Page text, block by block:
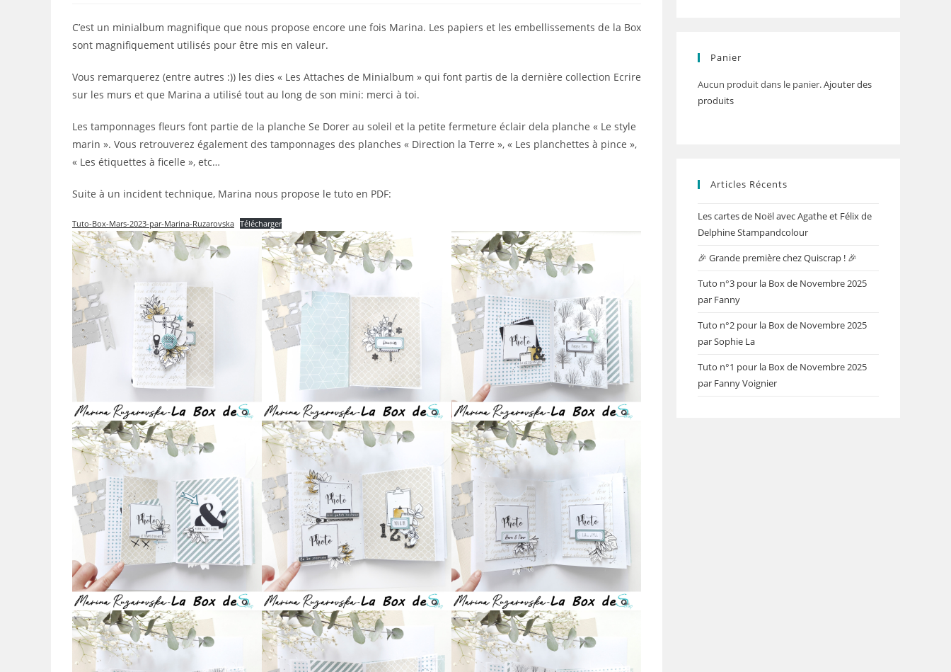
publication :
C’est un minialbum magnifique que nous propose encore une fois Marina. Les papiers et les embellissements de la Box
sont magnifiquement utilisés pour être mis en valeur.
Vous remarquerez (entre autres :)) les dies « Les Attaches de Minialbum » qui font partis de la dernière collection Ecrire
sur les murs et que Marina a utilisé tout au long de son mini: merci à toi.
Les tamponnages fleurs font partie de la planche Se Dorer au soleil et la petite fermeture éclair dela planche « Le style
marin ». Vous retrouverez également des tamponnages des planches « Direction la Terre », « Les planchettes à pince »,
« Les étiquettes à ficelle », etc…
Suite à un incident technique, Marina nous propose le tuto en PDF:
Tuto-Box-Mars-2023-par-Marina-Ruzarovska Télécharger
Panier
Aucun produit dans le panier.Ajouter des
produits
Articles Récents
Les cartes de Noël avec Agathe et Félix de
Delphine Stampandcolour
🎉 Grande première chez Quiscrap ! 🎉
Tuto n°3 pour la Box de Novembre 2025
par Fanny
Tuto n°2 pour la Box de Novembre 2025
par Sophie La
Tuto n°1 pour la Box de Novembre 2025
par Fanny Voignier